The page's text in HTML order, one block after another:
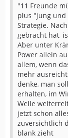
"11 Freunde
plus "jung
Strategie.
gebracht hat,
Aber unter
Power allein
allem, wenn
mehr
denke, man
erhalten, im
Welle
jetzt schon
zuversichtlich
blank zieht